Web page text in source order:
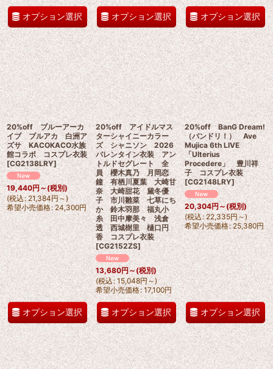
オプション選択 オプション選択 オプション選択
20%off ブルーアーカ
イブ ブルアカ 白洲ア
ズサ KACOKACO水族
館コラボ コスプレ衣装
[CG2138LRY]
19,440円～(税別)
(税込: 21,384円～)
希望小売価格: 24,300円
オプション選択
20%off アイドルマス
ターシャイニーカラー
ズ シャニソン 2026
バレンタイン衣装 アン
トルドセグレート 全
員 櫻木真乃 月岡恋
鐘 有栖川夏葉 大崎甘
奈 大崎甜花 黛冬優
子 市川雛菜 七草にち
か 鈴木羽那 福丸小
糸 田中摩美々 浅倉
透 西城樹里 樋口円
香 コスプレ衣装
[CG2152ZS]
13,680円～(税別)
(税込: 15,048円～)
希望小売価格: 17,100円
オプション選択
20%off BanG Dream!
（バンドリ！） Ave
Mujica 6th LIVE
「Ulterius
Procedere」 豊川祥
子 コスプレ衣装
[CG2148LRY]
20,304円～(税別)
(税込: 22,335円～)
希望小売価格: 25,380円
オプション選択